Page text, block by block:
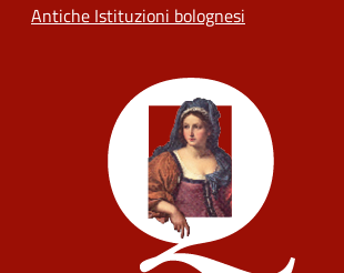
Antiche Istituzioni bolognesi